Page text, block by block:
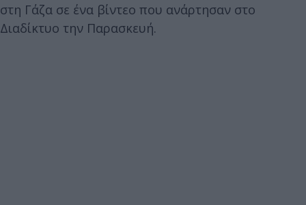
στη Γάζα σε ένα βίντεο που ανάρτησαν στο
Διαδίκτυο την Παρασκευή.